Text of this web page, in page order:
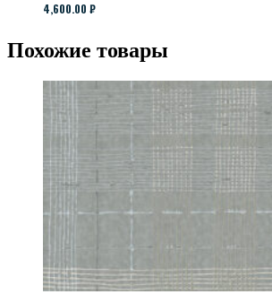
4,600.00 ₽
Похожие товары